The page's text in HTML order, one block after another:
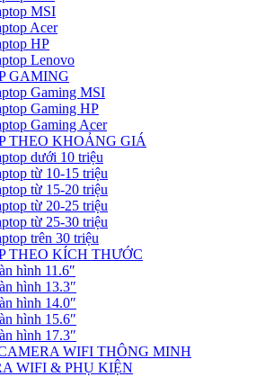
MSI
Acer
HP
Lenovo
GAMING
Gaming MSI
Gaming HP
Gaming Acer
THEO KHOẢNG GIÁ
dưới 10 triệu
từ 10-15 triệu
từ 15-20 triệu
từ 20-25 triệu
từ 25-30 triệu
trên 30 triệu
THEO KÍCH THƯỚC
hình 11.6″
hình 13.3″
hình 14.0″
hình 15.6″
hình 17.3″
WIFI THÔNG MINH
WIFI & PHỤ KIỆN